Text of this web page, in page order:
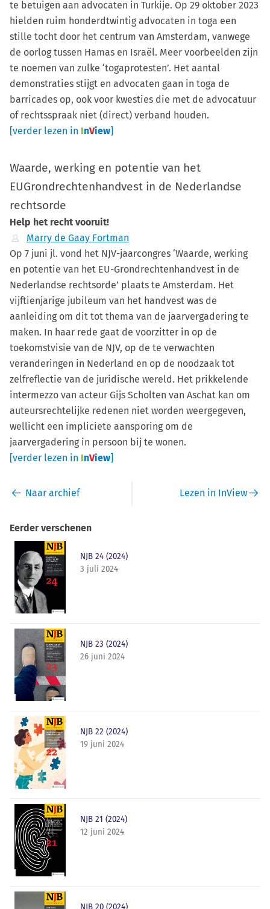
te betuigen aan advocaten in Turkije. Op 29 oktober 2023
hielden ruim honderdtwintig advocaten in toga een
stille tocht door het centrum van Amsterdam, vanwege
de oorlog tussen Hamas en Israël. Meer voorbeelden zijn
te noemen van zulke ‘togaprotesten’. Het aantal
demonstraties stijgt en advocaten gaan in toga de
barricades op, ook voor kwesties die met de advocatuur
of rechtsspraak niet (direct) verband houden.
[verder lezen in InView]
Waarde, werking en potentie van het
EUGrondrechtenhandvest in de Nederlandse
rechtsorde
Help het recht vooruit!
Marry de Gaay Fortman
Op 7 juni jl. vond het NJV-jaarcongres ‘Waarde, werking
en potentie van het EU-Grondrechtenhandvest in de
Nederlandse rechtsorde’ plaats te Amsterdam. Het
vijftienjarige jubileum van het handvest was de
aanleiding om dit tot thema van de jaarvergadering te
maken. In haar rede gaat de voorzitter in op de
toekomstvisie van de NJV, op de te verwachten
veranderingen in Nederland en op de noodzaak tot
zelfreflectie van de juridische wereld. Het prikkelende
intermezzo van acteur Gijs Scholten van Aschat kan om
auteursrechtelijke redenen niet worden weergegeven,
wellicht een impliciete aansporing om de
jaarvergadering in persoon bij te wonen.
[verder lezen in InView]
Naar archief Lezen in InView
Eerder verschenen
NJB 24 (2024)
3 juli 2024
NJB 23 (2024)
26 juni 2024
NJB 22 (2024)
19 juni 2024
NJB 21 (2024)
12 juni 2024